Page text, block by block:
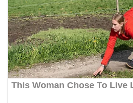
bendera dengan benar
wujud nyata partisipasi
memperingati hari
Indonesia.‎‎”Kami
warga agar mulai
bendera Merah Putih di
masing secara penuh. Ini
penghormatan kita
perjuangan para